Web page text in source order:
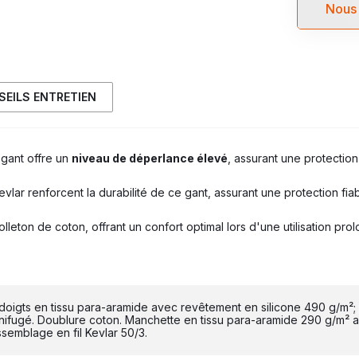
ENTRETIEN
offre un niveau de déperlance élevé , assurant une
renforcent la durabilité de ce gant, assurant une protection
de coton, offrant un confort optimal lors d'une utilisation
en tissu para-aramide avec revêtement en silicone 490 g/
Doublure coton. Manchette en tissu para-aramide 290 g/m²
en fil Kevlar 50/3.